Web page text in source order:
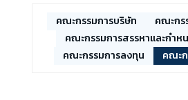
คณะกรรมการบริษัท
คณะกร
คณะกรรมการสรรหาและกำ
คณะกรรมการลงทุน
คณะ